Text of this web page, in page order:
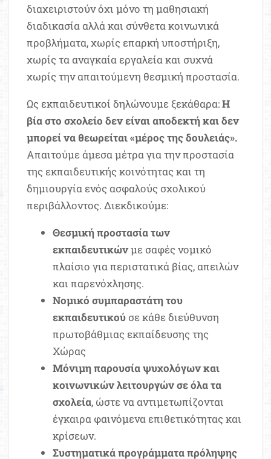
διαχειριστούν όχι μόνο τη μαθησιακή
διαδικασία αλλά και σύνθετα κοινωνικά
προβλήματα, χωρίς επαρκή υποστήριξη,
χωρίς τα αναγκαία εργαλεία και συχνά
χωρίς την απαιτούμενη θεσμική προστασία.
Ως εκπαιδευτικοί δηλώνουμε ξεκάθαρα:Η
βία στο σχολείο δεν είναι αποδεκτή και δεν
μπορεί να θεωρείται «μέρος της δουλειάς».
Απαιτούμε άμεσα μέτρα για την προστασία
της εκπαιδευτικής κοινότητας και τη
δημιουργία ενός ασφαλούς σχολικού
περιβάλλοντος. Διεκδικούμε:
Θεσμική προστασία των
εκπαιδευτικώνμε σαφές νομικό
πλαίσιο για περιστατικά βίας, απειλών
και παρενόχλησης.
Νομικό συμπαραστάτη του
εκπαιδευτικού σε κάθε διεύθυνση
πρωτοβάθμιας εκπαίδευσης της
Χώρας
Μόνιμη παρουσία ψυχολόγων και
κοινωνικών λειτουργών σε όλα τα
σχολεία, ώστε να αντιμετωπίζονται
έγκαιρα φαινόμενα επιθετικότητας και
κρίσεων.
Συστηματικά προγράμματα πρόληψης